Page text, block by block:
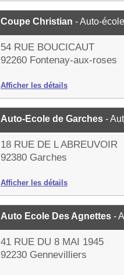
Coupe Christian - Auto-école
54 RUE BOUCICAUT
92260 Fontenay-aux-roses
Afficher les détails
Auto-Ecole de Garches -
18 RUE DE L ABREUVOIR
92380 Garches
Afficher les détails
Auto Ecole Des Agnettes -
41 RUE DU 8 MAI 1945
92230 Gennevilliers